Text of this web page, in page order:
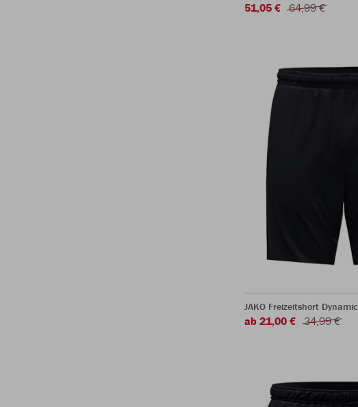
51,05 € 64,99 €
JAKO Freizeitshort Dynamic
ab 21,00 € 34,99 €